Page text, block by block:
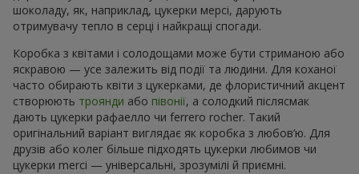
шоколаду, як, наприклад, цукерки мерсі, дарують
отримувачу тепло в серці і найкращі спогади.
Коробка з квітами і солодощами може бути стриманою або
яскравою — усе залежить від події та людини. Для коханої
часто обирають квіти з цукерками, де флористичний акцент
створюють троянди або півонії, а солодкий післясмак
дають цукерки рафаелло чи ferrero rocher. Такий
оригінальний варіант виглядає як коробка з любов’ю. Для
друзів або колег більше підходять цукерки любимов чи
цукерки merci — універсальні, зрозумілі й приємні.